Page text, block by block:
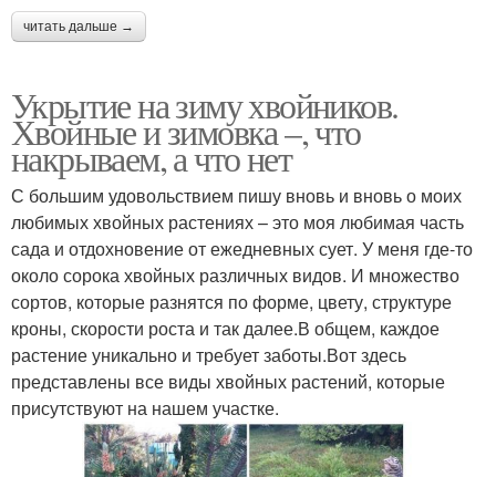
читать дальше →
Укрытие на зиму хвойников.
Хвойные и зимовка –, что
накрываем, а что нет
С большим удовольствием пишу вновь и вновь о моих
любимых хвойных растениях – это моя любимая часть
сада и отдохновение от ежедневных сует. У меня где-то
около сорока хвойных различных видов. И множество
сортов, которые разнятся по форме, цвету, структуре
кроны, скорости роста и так далее.В общем, каждое
растение уникально и требует заботы.Вот здесь
представлены все виды хвойных растений, которые
присутствуют на нашем участке.